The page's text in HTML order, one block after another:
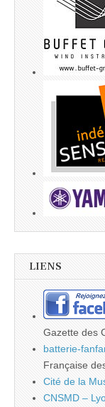
LIENS
Gazette des
batterie-
Française
Cité de la
CNSMD –